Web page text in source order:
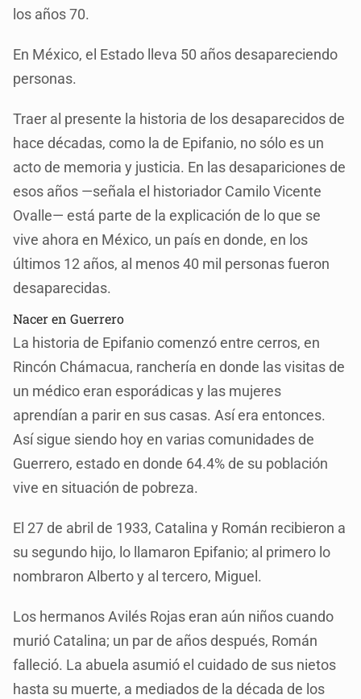
los años 70.
En México, el Estado lleva 50 años desapareciendo
personas.
Traer al presente la historia de los desaparecidos de
hace décadas, como la de Epifanio, no sólo es un
acto de memoria y justicia. En las desapariciones de
esos años —señala el historiador Camilo Vicente
Ovalle— está parte de la explicación de lo que se
vive ahora en México, un país en donde, en los
últimos 12 años, al menos 40 mil personas fueron
desaparecidas.
Nacer en Guerrero
La historia de Epifanio comenzó entre cerros, en
Rincón Chámacua, ranchería en donde las visitas de
un médico eran esporádicas y las mujeres
aprendían a parir en sus casas. Así era entonces.
Así sigue siendo hoy en varias comunidades de
Guerrero, estado en donde 64.4% de su población
vive en situación de pobreza.
El 27 de abril de 1933, Catalina y Román recibieron a
su segundo hijo, lo llamaron Epifanio; al primero lo
nombraron Alberto y al tercero, Miguel.
Los hermanos Avilés Rojas eran aún niños cuando
murió Catalina; un par de años después, Román
falleció. La abuela asumió el cuidado de sus nietos
hasta su muerte, a mediados de la década de los